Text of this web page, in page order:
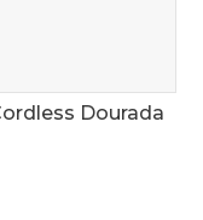
Dourada